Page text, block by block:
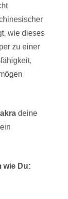
wie dieses
zu einer
deine
wie Du: